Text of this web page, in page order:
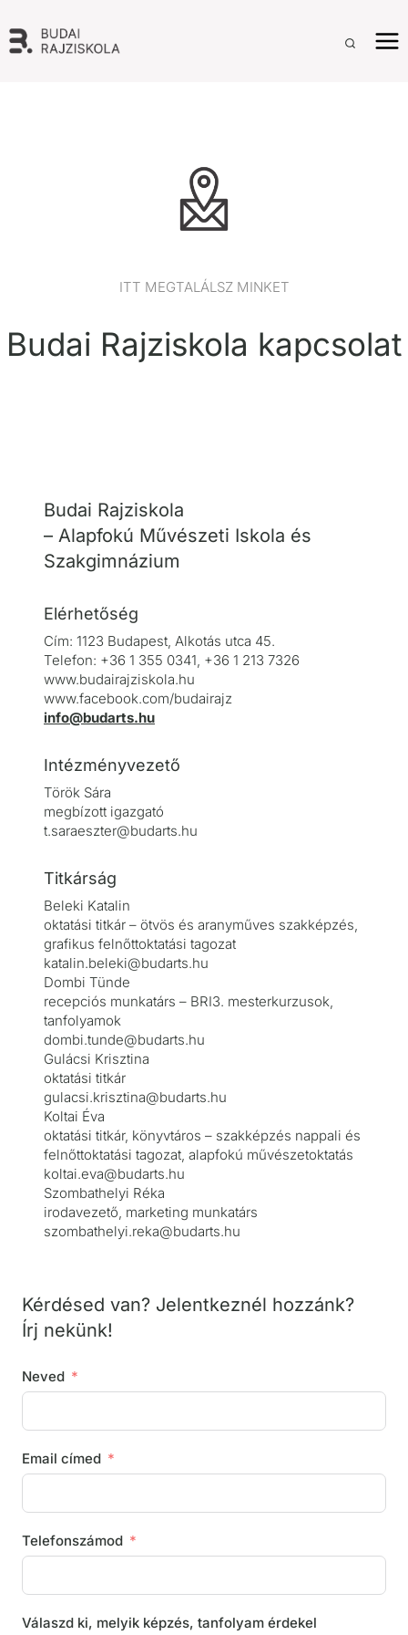
to
content
ITT MEGTALÁLSZ MINKET
Budai Rajziskola kapcsolat
Budai Rajziskola
– Alapfokú Művészeti Iskola és
Szakgimnázium
Elérhetőség
Cím: 1123 Budapest, Alkotás utca 45.
Telefon: +36 1 355 0341, +36 1 213 7326
www.budairajziskola.hu
www.facebook.com/budairajz
info@budarts.hu
Intézményvezető
Török Sára
megbízott igazgató
t.saraeszter@budarts.hu
Titkárság
Beleki Katalin
oktatási titkár – ötvös és aranyműves szakképzés,
grafikus felnőttoktatási tagozat
katalin.beleki@budarts.hu
Dombi Tünde
recepciós munkatárs – BRI3. mesterkurzusok,
tanfolyamok
dombi.tunde@budarts.hu
Gulácsi Krisztina
oktatási titkár
gulacsi.krisztina@budarts.hu
Koltai Éva
oktatási titkár, könyvtáros – szakképzés nappali és
felnőttoktatási tagozat, alapfokú művészetoktatás
koltai.eva@budarts.hu
Szombathelyi Réka
irodavezető, marketing munkatárs
szombathelyi.reka@budarts.hu
Kérdésed van? Jelentkeznél hozzánk?
Írj nekünk!
Neved
Email címed
Telefonszámod
Válaszd ki, melyik képzés, tanfolyam érdekel